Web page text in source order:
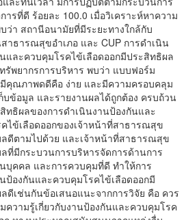
ารที่ดี ร้อยละ 100.0 เมื่อวิเคราะห์หาความ
ว่า สถานีอนามัยที่มีระยะทางใกล้กับ
าธารณสุขอำเภอ และ CUP การดำเนิน
และควบคุมโรคไข้เลือดออกมีประสิทธิผล
รัพยากรการบริหาร พบว่า แบบฟอร์ม
คุณภาพดดีคือ ง่าย และมีความครอบคลุม
บข้อมูล และรายงานผลได้ถูกต้อง ครบถ้วน
ทธิผลของการดำเนินงานป้องกันและ
ไข้เลือดออกของเจ้าหน้าที่สาธารณสุข
ดีตามไปด้วย และเจ้าหน้าที่สาธารณสุข
ที่มีกระบวนการบริหารจัดการด้านการ
บุคคล และการควบคุมที่ดี ทำให้การ
ป้องกันและควบคุมโรคไข้เลือดออกมี
ดีเช่นกันข้อเสนอแนะจากการวิจัย คือ ควร
ความรู้เกี่ยวกับงานป้องกันและควบคุมโรค